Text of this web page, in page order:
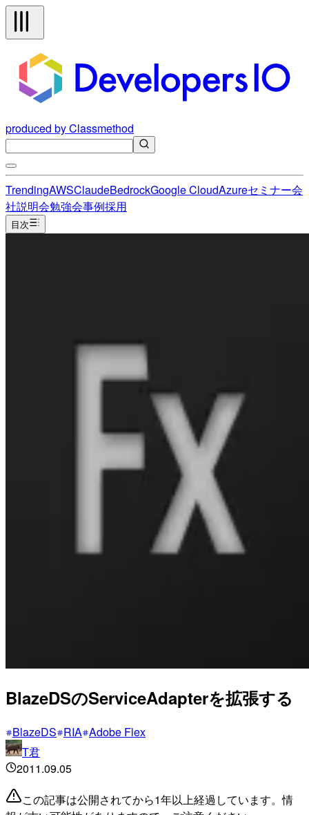
produced by Classmethod
TrendingAWSClaudeBedrockGoogle CloudAzureセミナー会
社説明会勉強会事例採用
目次
BlazeDSのServiceAdapterを拡張する
BlazeDS RIA Adobe Flex
T君
2011.09.05
この記事は公開されてから1年以上経過しています。情